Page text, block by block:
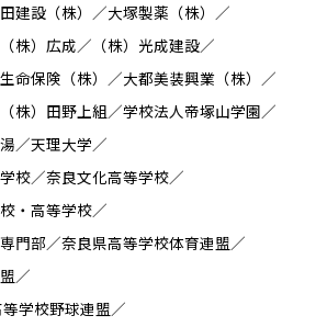
建設（株）
大塚製薬（株）
（株）広成
（株）光成建設
命保険（株）
大都美装興業（株）
（株）田野上組
学校法人帝塚山学園
天理大学
校
奈良文化高等学校
・高等学校
門部
奈良県高等学校体育連盟
学校野球連盟